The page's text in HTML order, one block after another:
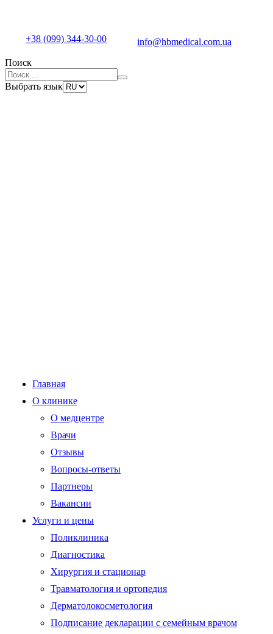
+38 (099) 344-30-00
info@hbmedical.com.ua
Поиск
Выбрать язык
Главная
О клинике
О медцентре
Врачи
Отзывы
Вопросы-ответы
Партнеры
Вакансии
Услуги и цены
Поликлиника
Диагностика
Хирургия и стационар
Травматология и ортопедия
Дерматолокосметология
Подписание декларации с семейным врачом